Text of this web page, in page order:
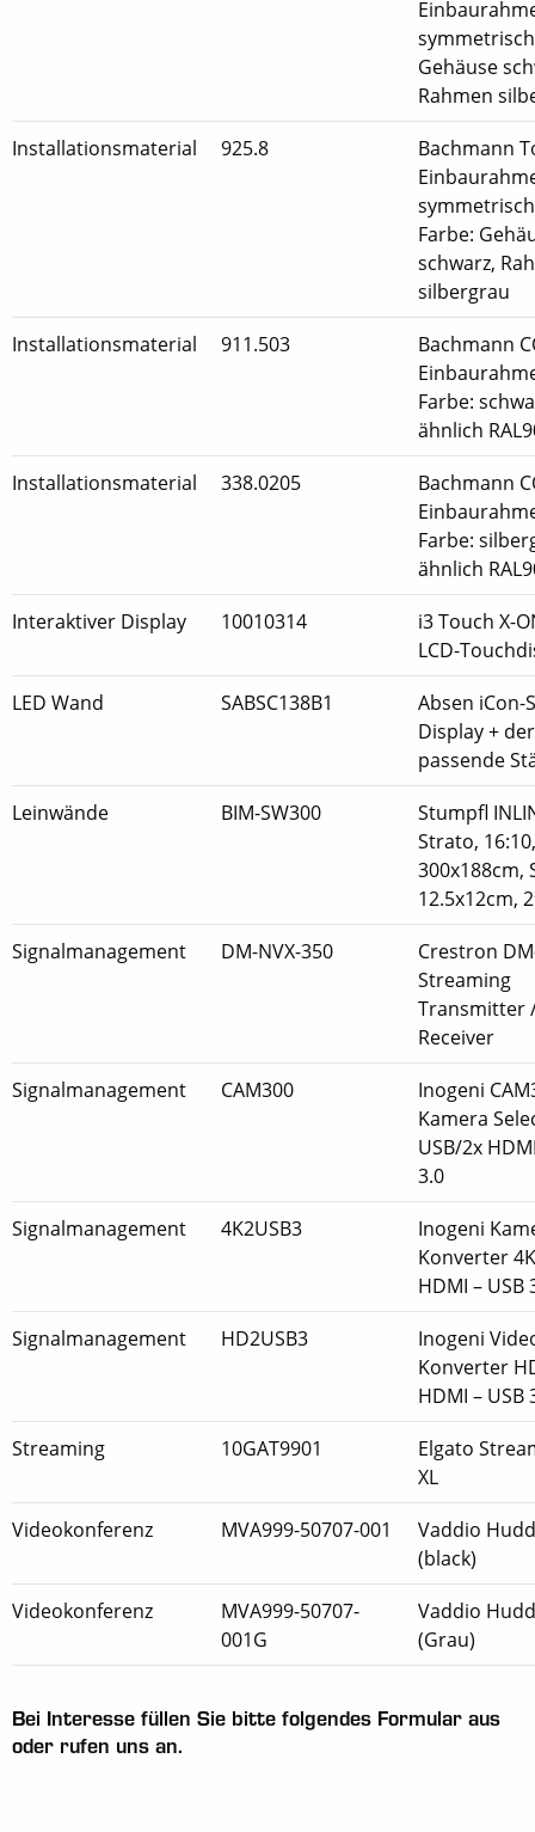
Gehäuse
Rahmen
Installationsmaterial
925.8
Bachmann
Farbe:
schwarz,
silbergrau
Installationsmaterial
911.503
Bachmann
Farbe:
ähnlich
Installationsmaterial
338.0205
Bachmann
Farbe:
ähnlich
Interaktiver Display
10010314
i3 Touch X-
LCD-
LED Wand
SABSC138B1
Absen iCon-
Display +
passende
Leinwände
BIM-SW300
Stumpfl
Strato, 16:10,
300x188cm,
12.5x12cm,
Signalmanagement
DM-NVX-350
Crestron
Streaming
Transmitter
Receiver
Signalmanagement
CAM300
Inogeni
Kamera
USB/2x
3.0
Signalmanagement
4K2USB3
Inogeni
Konverter
HDMI – USB
Signalmanagement
HD2USB3
Inogeni
Konverter
HDMI – USB
Streaming
10GAT9901
Elgato
XL
Videokonferenz
MVA999-50707-001
Vaddio
(black)
Videokonferenz
MVA999-50707-
001G
Vaddio
(Grau)
Bei Interesse füllen Sie bitte folgendes Formular aus
oder rufen uns an.